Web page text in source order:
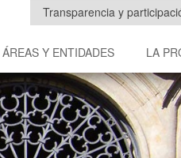
Transparencia y
ÁREAS Y ENTIDADES LA